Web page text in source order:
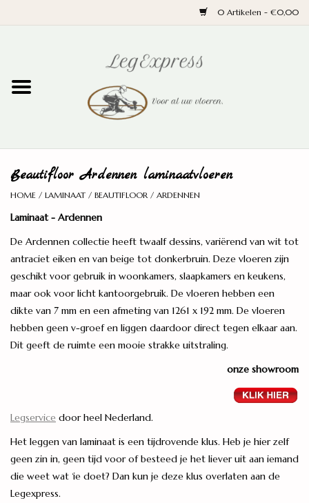
0 Artikelen - €0,00
Parket
Ondervloeren
Plinten
Wand en trap
Legservice
Merken
Beautifloor Ardennen laminaatvloeren
HOME / LAMINAAT / BEAUTIFLOOR / ARDENNEN
Laminaat - Ardennen
De Ardennen collectie heeft twaalf dessins, variërend van wit tot
antraciet eiken en van beige tot donkerbruin. Deze vloeren zijn
geschikt voor gebruik in woonkamers, slaapkamers en keukens,
maar ook voor licht kantoorgebruik. De vloeren hebben een
dikte van 7 mm en een afmeting van 1261 x 192 mm. De vloeren
hebben geen v-groef en liggen daardoor direct tegen elkaar aan.
Dit geeft de ruimte een mooie strakke uitstraling.
onze showroom
Legservice door heel Nederland.
Het leggen van laminaat is een tijdrovende klus. Heb je hier zelf
geen zin in, geen tijd voor of besteed je het liever uit aan iemand
die weet wat ‘ie doet? Dan kun je deze klus overlaten aan de
Legexpress.